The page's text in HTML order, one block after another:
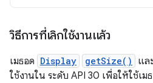
วิธีการที่เลิกใช้งานแล้ว
เมธอด Display getSize() แล
ใช้งานใน ระดับ API 30 เพื่อให้ใช้เม